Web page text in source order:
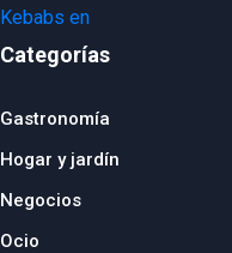
Categorías
Gastronomía
Hogar y jardín
Negocios
Ocio